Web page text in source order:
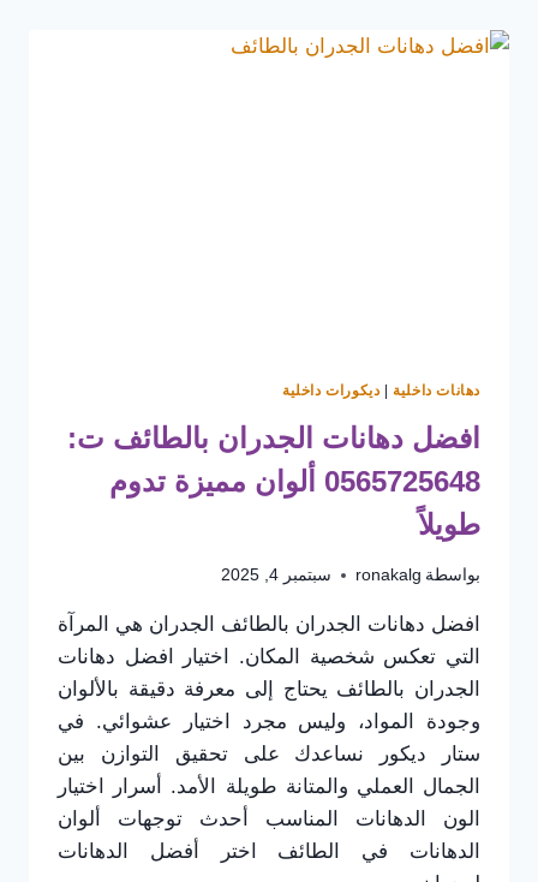
دهانات
دهانات داخلية ديكورات داخلية
افضل دهانات الجدران بالطائف ت:
0565725648 ألوان مميزة تدوم
طويلاً
بواسطة ronakalg سبتمبر 4, 2025
افضل دهانات الجدران بالطائف الجدران هي المرآة
التي تعكس شخصية المكان. اختيار افضل دهانات
الجدران بالطائف يحتاج إلى معرفة دقيقة بالألوان
وجودة المواد، وليس مجرد اختيار عشوائي. في
ستار ديكور نساعدك على تحقيق التوازن بين
الجمال العملي والمتانة طويلة الأمد. أسرار اختيار
الون الدهانات المناسب أحدث توجهات ألوان
الدهانات في الطائف اختر أفضل الدهانات